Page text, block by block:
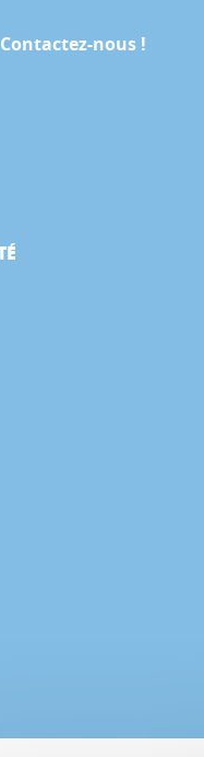
nous !